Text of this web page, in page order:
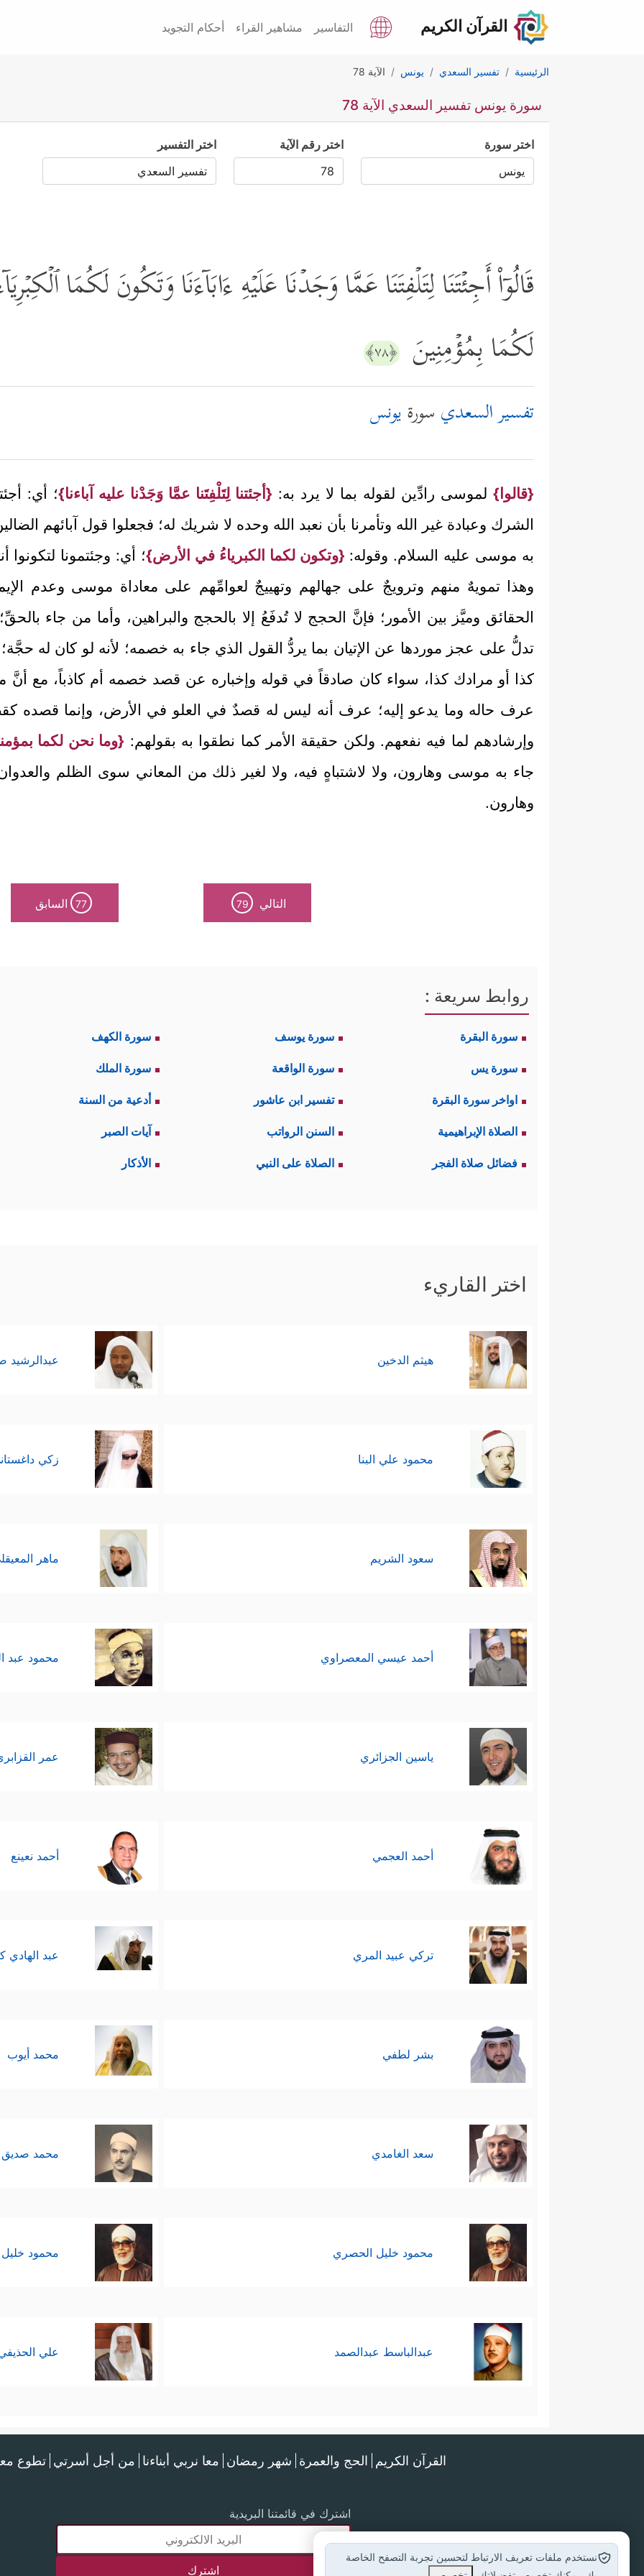
القرآن الكريم التفاسير مشاهير القراء أحكام التجويد
الرئيسية تفسير السعدي يونس الآية 78
سورة يونس تفسير السعدي الآية 78
اختر سورة اختر رقم الآية اختر التفسير
قَالُوۤاْ أَجِئۡتَنَا لِتَلۡفِتَنَا عَمَّا وَجَدۡنَا عَلَیۡهِ ءَابَاۤءَنَا وَتَكُونَ لَكُمَا
لَكُمَا بِمُؤۡمِنِینَ ﴿٧٨﴾
تفسير السعدي سورةيونس
{قالوا} لموسى رادِّين لقوله بما لا يرد به: {أجئتنا لِتَلْفِتَنا عمَّا وَجَدْنا عليه آباءنا}؛ أي:
الشرك وعبادة غير الله وتأمرنا بأن نعبد الله وحده لا شريك له؛ فجعلوا قول آبائهم
به موسى عليه السلام. وقوله: {وتكون لكما الكبرياءُ في الأرض}؛ أي: وجئتمونا لتكونوا
وهذا تمويهٌ منهم وترويجٌ على جهالهم وتهييجٌ لعوامِّهم على معاداة موسى وعدم
الحقائق وميَّز بين الأمور؛ فإنَّ الحجج لا تُدفَعُ إلا بالحجج والبراهين، وأما من جاء
تدلُّ على عجز موردها عن الإتيان بما يردُّ القول الذي جاء به خصمه؛ لأنه لو كان له
كذا أو مرادك كذا، سواء كان صادقاً في قوله وإخباره عن قصد خصمه أم كاذباً، مع
عرف حاله وما يدعو إليه؛ عرف أنه ليس له قصدٌ في العلو في الأرض، وإنما قصده
وإرشادهم لما فيه نفعهم. ولكن حقيقة الأمر كما نطقوا به بقولهم: {وما نحن لكما
جاء به موسى وهارون، ولا لاشتباهٍ فيه، ولا لغير ذلك من المعاني سوى الظلم
وهارون.
التالي 79
77 السابق
روابط سريعة :
سورة البقرة سورة يوسف سورة الكهف
سورة يس سورة الواقعة سورة الملك
اواخر سورة البقرة تفسير ابن عاشور أدعية من السنة
الصلاة الإبراهيمية السنن الرواتب آيات الصبر
فضائل صلاة الفجر الصلاة على النبي الأذكار
اختر القاريء
هيثم الدخين عبدالرشيد
محمود علي البنا زكي
سعود الشريم ماهر
أحمد عيسي المعصراوي محمود عبد
ياسين الجزائري عمر
أحمد العجمي أحمد نعينع
تركي عبيد المري عبد الهادي
بشر لطفي محمد أيوب
سعد الغامدي محمد صديق
محمود خليل الحصري محمود
عبدالباسط عبدالصمد علي
القرآن الكريم الحج والعمرة شهر رمضان معا نربي أبناءنا من أجل أسرتي تطوع
اشترك في قائمتنا البريدية
نستخدم ملفات تعريف الارتباط لتحسين تجربة التصفح الخاصة